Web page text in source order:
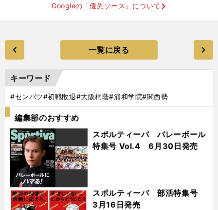
Googleの「優先ソース」について
一覧に戻る
キーワード
#センバツ#初戦敗退#大阪桐蔭#浦和学院#関西勢
編集部のおすすめ
スポルティーバ バレーボール
特集号 Vol.4 6月30日発売
スポルティーバ 部活特集号
3月16日発売